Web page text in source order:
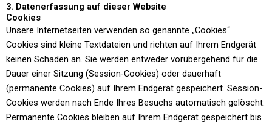
3. Datenerfassung auf dieser Website
Cookies
Unsere Internetseiten verwenden so genannte „Cookies“.
Cookies sind kleine Textdateien und richten auf Ihrem Endgerät
keinen Schaden an. Sie werden entweder vorübergehend für die
Dauer einer Sitzung (Session-Cookies) oder dauerhaft
(permanente Cookies) auf Ihrem Endgerät gespeichert. Session-
Cookies werden nach Ende Ihres Besuchs automatisch gelöscht.
Permanente Cookies bleiben auf Ihrem Endgerät gespeichert bis